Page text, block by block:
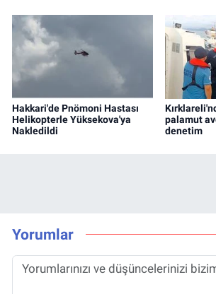
Hakkari'de Pnömoni Hastası
Helikopterle Yüksekova'ya
Nakledildi
palamut
denetim
Yorumlar